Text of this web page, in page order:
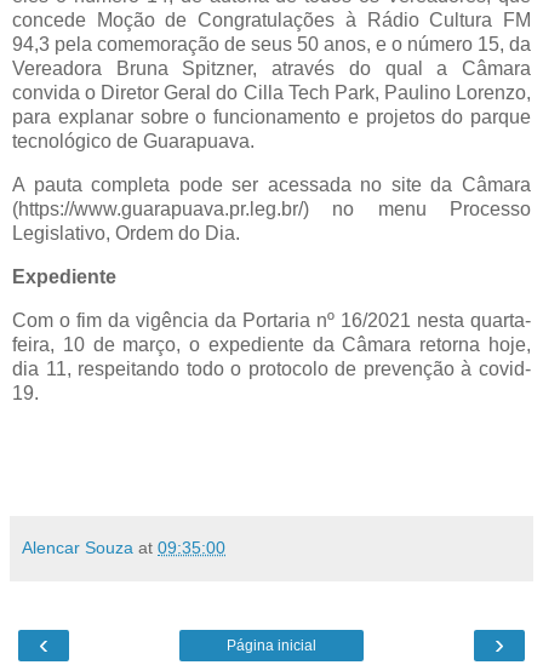
concede Moção de Congratulações à Rádio Cultura FM
94,3 pela comemoração de seus 50 anos, e o número 15, da
Vereadora Bruna Spitzner, através do qual a Câmara
convida o Diretor Geral do Cilla Tech Park, Paulino Lorenzo,
para explanar sobre o funcionamento e projetos do parque
tecnológico de Guarapuava.
A pauta completa pode ser acessada no site da Câmara
(https://www.guarapuava.pr.leg.br/) no menu Processo
Legislativo, Ordem do Dia.
Expediente
Com o fim da vigência da Portaria nº 16/2021 nesta quarta-
feira, 10 de março, o expediente da Câmara retorna hoje,
dia 11, respeitando todo o protocolo de prevenção à covid-
19.
Alencar Souza at 09:35:00
‹ ›
Página inicial